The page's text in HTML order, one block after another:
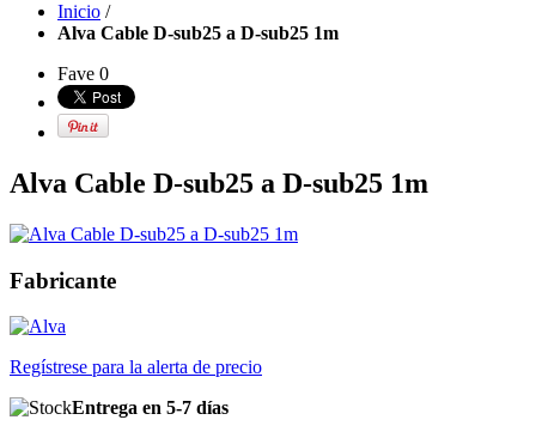
Inicio /
Alva Cable D-sub25 a D-sub25 1m
Fave 0
Alva Cable D-sub25 a D-sub25 1m
Fabricante
Regístrese para la alerta de precio
Entrega en 5-7 días